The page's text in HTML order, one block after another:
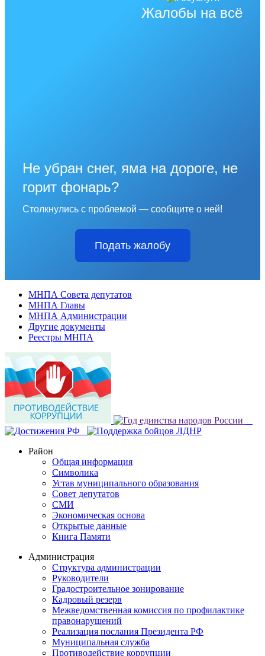
Жалобы на всё
Не убран снег, яма на дороге, не
горит фонарь?
Столкнулись с проблемой — сообщите о ней!
Подать жалобу
МНПА Совета депутатов
МНПА Главы
МНПА Администрации
Другие документы
Реестры МНПА
Район
Общая информация
Символика
Устав муниципального образования
Совет депутатов
СМИ
Экономическая основа
Открытые данные
Книга Памяти
Администрация
Структура администрации
Руководители
Градостроительное зонирование
Кадровый резерв
Межведомственная комиссия по профилактике
правонарушений
Реализация послания Президента РФ
Муниципальная служба
Противодействие коррупции